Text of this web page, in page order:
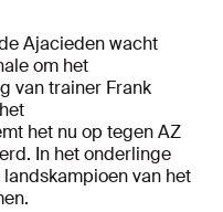
Ajacieden wacht
om het
van trainer Frank
het nu op tegen AZ
In het onderlinge
van het